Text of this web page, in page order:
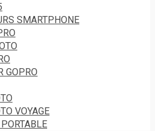
SMARTPHONE
GOPRO
VOYAGE